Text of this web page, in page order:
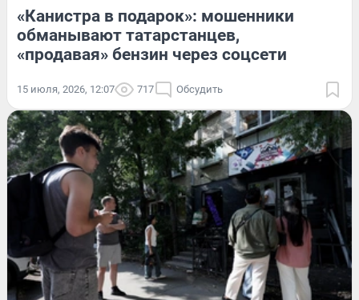
«Канистра в подарок»: мошенники
обманывают татарстанцев,
«продавая» бензин через соцсети
15 июля, 2026, 12:07 717 Обсудить